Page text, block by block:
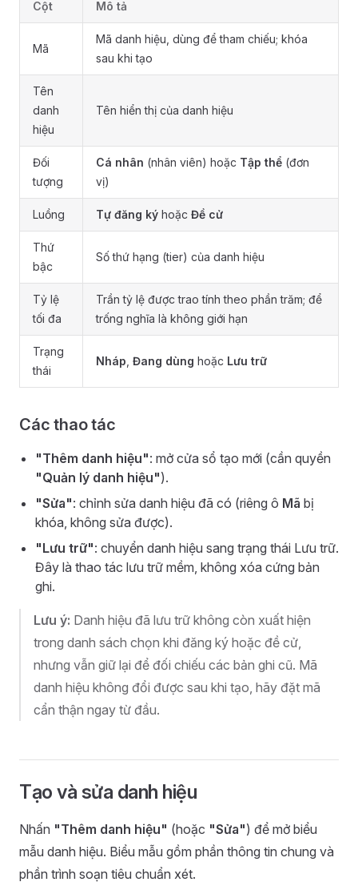
Cột Mô tả
Mã
Mã danh hiệu, dùng để tham chiếu; khóa
sau khi tạo
Tên
danh
hiệu
Tên hiển thị của danh hiệu
Đối
tượng
Cá nhân (nhân viên) hoặc Tập thể (đơn
vị)
Luồng Tự đăng ký hoặc Đề cử
Thứ
bậc
Số thứ hạng (tier) của danh hiệu
Tỷ lệ
tối đa
Trần tỷ lệ được trao tính theo phần trăm; để
trống nghĩa là không giới hạn
Trạng
thái
Nháp Đang dùng hoặc Lưu trữ
Các thao tác
"Thêm danh hiệu": mở cửa sổ tạo mới (cần quyền
"Quản lý danh hiệu").
"Sửa": chỉnh sửa danh hiệu đã có (riêng ô Mã bị
khóa, không sửa được).
"Lưu trữ": chuyển danh hiệu sang trạng thái Lưu trữ.
Đây là thao tác lưu trữ mềm, không xóa cứng bản
ghi.
Lưu ý: Danh hiệu đã lưu trữ không còn xuất hiện
trong danh sách chọn khi đăng ký hoặc đề cử,
nhưng vẫn giữ lại để đối chiếu các bản ghi cũ. Mã
danh hiệu không đổi được sau khi tạo, hãy đặt mã
cẩn thận ngay từ đầu.
Tạo và sửa danh hiệu
Nhấn "Thêm danh hiệu" (hoặc "Sửa") để mở biểu
mẫu danh hiệu. Biểu mẫu gồm phần thông tin chung và
phần trình soạn tiêu chuẩn xét.